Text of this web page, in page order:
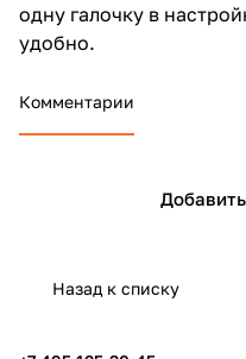
одну галочку в
удобно.
Комментарии
Назад к списку